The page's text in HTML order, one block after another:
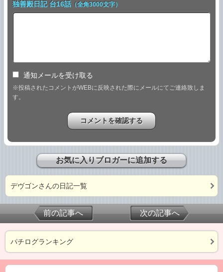
独善殿日記 台16話 （全角3000文字）
通知メールを受け取る
※投稿されたコメントがWEBに反映された際にメールにてご連絡致しま
す。
お気に入りブロガーに追加する
デヴゴンさんの日記一覧
前の記事へ 次の記事へ
パチログランキング